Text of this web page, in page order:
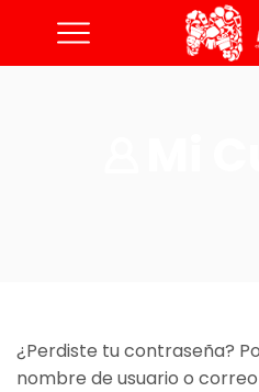
¿Perdiste tu contraseña?
nombre de usuario o